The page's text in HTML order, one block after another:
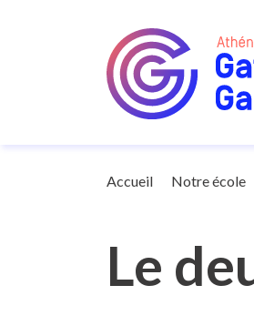
Accueil Notre école
Le